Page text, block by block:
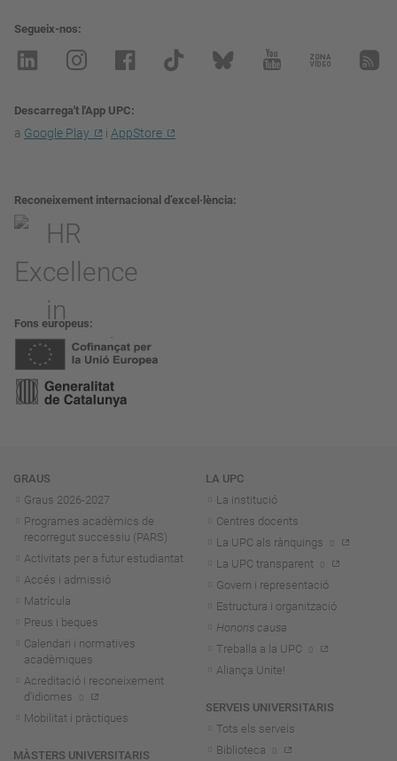
Segueix-nos
Descarrega't l'App UPC
a Google Play i AppStore
Reconeixement internacional d’excel·lència
Fons europeus
Navegació
GRAUS
Graus 2026-2027
Programes acadèmics de
recorregut successiu (PARS)
Activitats per a futur estudiantat
Accés i admissió
Matrícula
Preus i beques
Calendari i normatives
acadèmiques
Acreditació i reconeixement
d'idiomes
Mobilitat i pràctiques
MÀSTERS UNIVERSITARIS
LA UPC
La institució
Centres docents
La UPC als rànquings
La UPC transparent
Govern i representació
Estructura i organització
Honoris causa
Treballa a la UPC
Aliança Unite!
SERVEIS UNIVERSITARIS
Tots els serveis
Biblioteca